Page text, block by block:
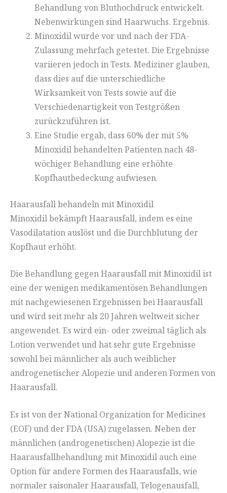
Behandlung von Bluthochdruck entwickelt.
Nebenwirkungen sind Haarwuchs. Ergebnis.
Minoxidil wurde vor und nach der FDA-
Zulassung mehrfach getestet. Die Ergebnisse
variieren jedoch in Tests. Mediziner glauben,
dass dies auf die unterschiedliche
Wirksamkeit von Tests sowie auf die
Verschiedenartigkeit von Testgrößen
zurückzuführen ist.
Eine Studie ergab, dass 60% der mit 5%
Minoxidil behandelten Patienten nach 48-
wöchiger Behandlung eine erhöhte
Kopfhautbedeckung aufwiesen.
Haarausfall behandeln mit Minoxidil
Minoxidil bekämpft Haarausfall, indem es eine
Vasodilatation auslöst und die Durchblutung der
Kopfhaut erhöht.
Die Behandlung gegen Haarausfall mit Minoxidil ist
eine der wenigen medikamentösen Behandlungen
mit nachgewiesenen Ergebnissen bei Haarausfall
und wird seit mehr als 20 Jahren weltweit sicher
angewendet. Es wird ein- oder zweimal täglich als
Lotion verwendet und hat sehr gute Ergebnisse
sowohl bei männlicher als auch weiblicher
androgenetischer Alopezie und anderen Formen von
Haarausfall.
Es ist von der National Organization for Medicines
(EOF) und der FDA (USA) zugelassen. Neben der
männlichen (androgenetischen) Alopezie ist die
Haarausfallbehandlung mit Minoxidil auch eine
Option für andere Formen des Haarausfalls, wie
normaler saisonaler Haarausfall, Telogenausfall,